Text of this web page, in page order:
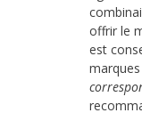
offrir le
est